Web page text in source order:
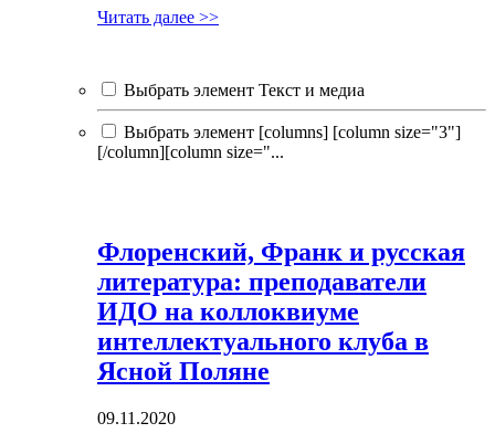
Читать далее >>
Выбрать элемент Текст и медиа
Выбрать элемент [columns] [column size="3"]
[/column][column size="...
Флоренский, Франк и русская
литература: преподаватели
ИДО на коллоквиуме
интеллектуального клуба в
Ясной Поляне
09.11.2020